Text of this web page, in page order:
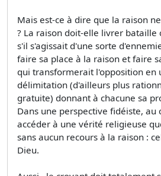
Mais est-ce à dire que la raison
? La raison doit-elle livrer bataille
s'il s'agissait d'une sorte
faire sa place à la raison et faire
qui transformerait l'opposition en
délimitation (d'ailleurs plus
gratuite) donnant à chacune sa
Dans une perspective fidéiste,
accéder à une vérité religieuse
sans aucun recours à la raison :
Dieu.